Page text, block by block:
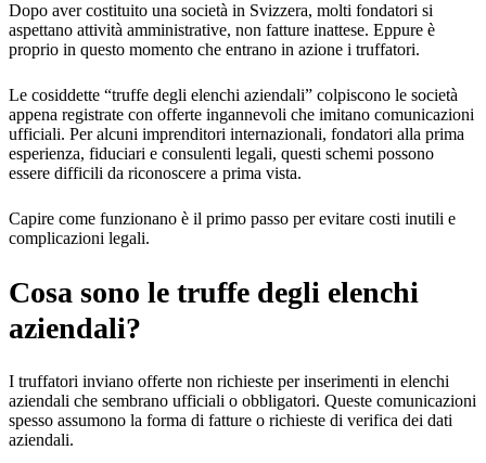
Dopo aver costituito una società in Svizzera, molti fondatori si
aspettano attività amministrative, non fatture inattese. Eppure è
proprio in questo momento che entrano in azione i truffatori.
Le cosiddette “truffe degli elenchi aziendali” colpiscono le società
appena registrate con offerte ingannevoli che imitano comunicazioni
ufficiali. Per alcuni imprenditori internazionali, fondatori alla prima
esperienza, fiduciari e consulenti legali, questi schemi possono
essere difficili da riconoscere a prima vista.
Capire come funzionano è il primo passo per evitare costi inutili e
complicazioni legali.
Cosa sono le truffe degli elenchi
aziendali?
I truffatori inviano offerte non richieste per inserimenti in elenchi
aziendali che sembrano ufficiali o obbligatori. Queste comunicazioni
spesso assumono la forma di fatture o richieste di verifica dei dati
aziendali.